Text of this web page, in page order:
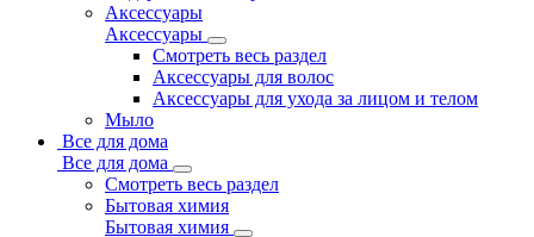
Аксессуары
Аксессуары
Смотреть весь раздел
Аксессуары для волос
Аксессуары для ухода за лицом и телом
Мыло
Все для дома
Все для дома
Смотреть весь раздел
Бытовая химия
Бытовая химия